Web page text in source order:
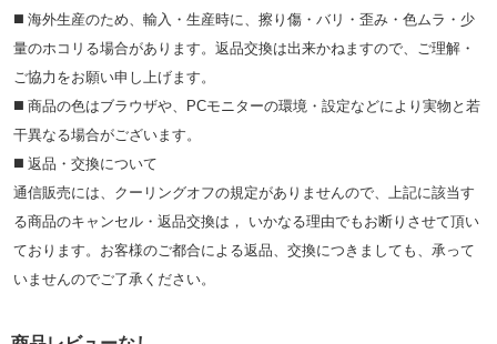
◼️ 海外⽣産のため、輸⼊・⽣産時に、擦り傷・バリ・歪み・色ムラ・少
量のホコリる場合があります。返品交換は出来かねますので、ご理解・
ご協⼒をお願い申し上げます。
◼️ 商品の⾊はブラウザや、PCモニターの環境・設定などにより実物と若
⼲異なる場合がございます。
◼️ 返品・交換について
通信販売には、クーリングオフの規定がありませんので、上記に該当す
る商品のキャンセル・返品交換は， いかなる理由でもお断りさせて頂い
ております。お客様のご都合による返品、交換につきましても、承って
いませんのでご了承ください。